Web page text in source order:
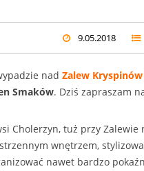
9.05.2018
nad Zalew Kryspinów
Smaków. Dziś zapraszam
Cholerzyn, tuż przy Zalewie
wnętrzem,
nawet bardzo